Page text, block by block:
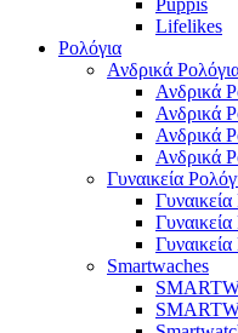
Puppis
Lifelikes
Ρολόγια
Ανδρικά
Ανδρικά
Ανδρικά
Ανδρικά
Ανδρικά
Γυναικεία
Smartwaches